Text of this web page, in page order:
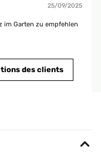
25/09/2025
im Garten zu empfehlen
alles einfach zu
nur empfehlen. Der
des clients